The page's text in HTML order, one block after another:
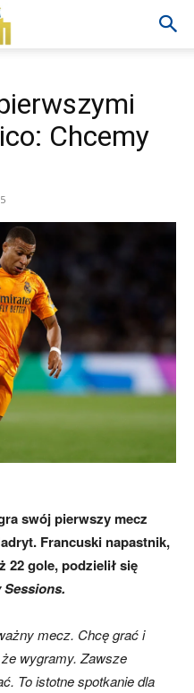
Chcemy
swój pierwszy mecz
Francuski napastnik,
22 gole, podzielił się
Sessions.
mecz. Chcę grać i
wygramy. Zawsze
To istotne spotkanie dla